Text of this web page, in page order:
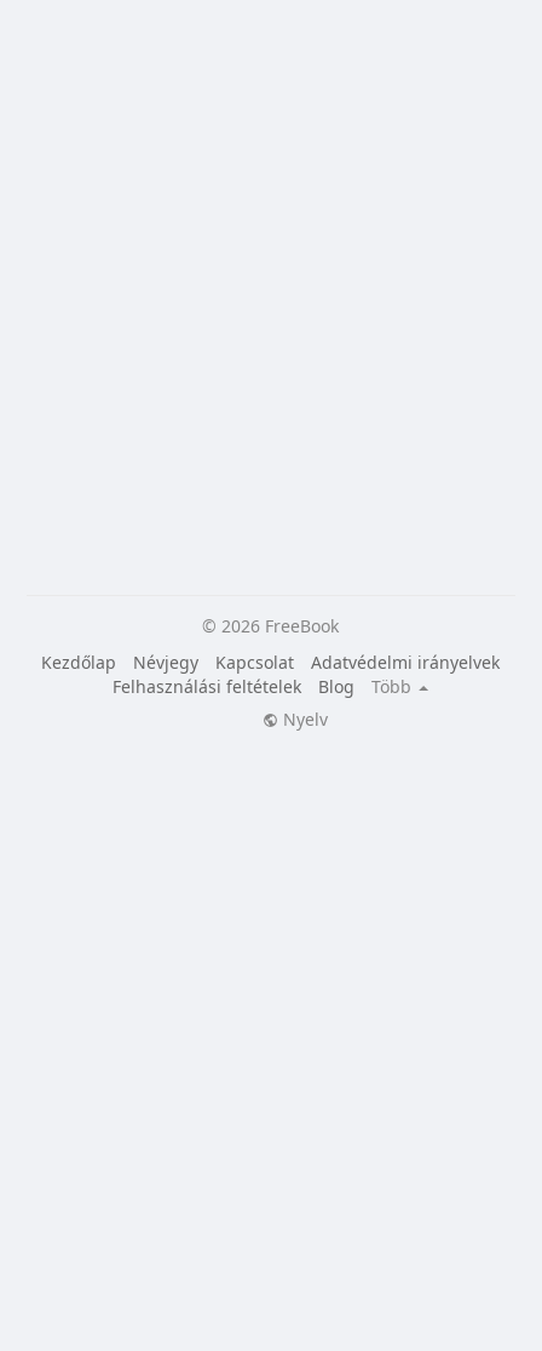
© 2026 FreeBook
Kezdőlap
Névjegy Kapcsolat
Adatvédelmi irányelvek
Felhasználási feltételek
Blog
Több
Nyelv